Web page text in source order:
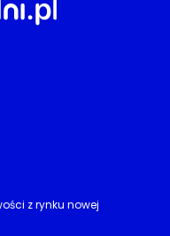
z rynku nowej